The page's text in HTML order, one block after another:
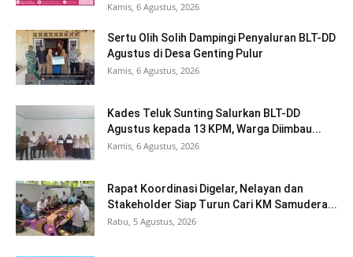
Kamis, 6 Agustus, 2026
Sertu Olih Solih Dampingi Penyaluran BLT-DD
Agustus di Desa Genting Pulur
Kamis, 6 Agustus, 2026
Kades Teluk Sunting Salurkan BLT-DD
Agustus kepada 13 KPM, Warga Diimbau...
Kamis, 6 Agustus, 2026
Rapat Koordinasi Digelar, Nelayan dan
Stakeholder Siap Turun Cari KM Samudera...
Rabu, 5 Agustus, 2026